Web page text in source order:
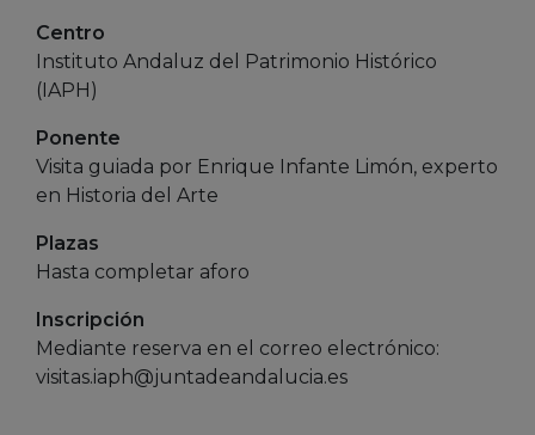
Centro
Instituto Andaluz del Patrimonio Histórico
(IAPH)
Ponente
Visita guiada por Enrique Infante Limón, experto
en Historia del Arte
Plazas
Hasta completar aforo
Inscripción
Mediante reserva en el correo electrónico:
visitas.iaph@juntadeandalucia.es